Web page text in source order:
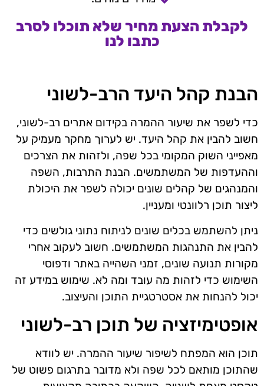
לקבלת הצעת מחיר שלא תוכלו לסרב
כתבו לנו
הבנת קהל היעד הרב-לשוני
כדי לשפר את שיעור ההמרה בקידום אתרים רב-לשוני,
חשוב להבין את קהל היעד. יש לערוך מחקר מעמיק על
מאפייני השוק המקומי בכל שפה, ולזהות את הצרכים
וההעדפות של המשתמשים. הבנת התרבות, השפה
והמנהגים של קהלים שונים יכולה לשפר את היכולת
ליצור תוכן רלוונטי ומעניין.
ניתן להשתמש בכלים שונים לניתוח נתוני גולשים כדי
להבין את התנהגות המשתמשים. חשוב לעקוב אחרי
מקורות תנועה שונים, זמני השהייה באתר ודפוסי
השימוש כדי לזהות מה עובד ומה לא. שימוש במידע זה
יכול להנחות את אסטרטגיית התוכן והעיצוב.
אופטימיזציה של תוכן רב-לשוני
תוכן הוא המפתח לשיפור שיעור ההמרה. יש לוודא
שהתוכן מותאם לכל שפה ולא מדובר בתרגום פשוט של